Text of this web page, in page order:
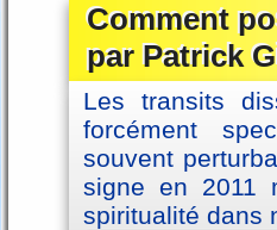
Comment
par Patrick
Les transits
forcément
souvent
signe en 2011
spiritualité dans